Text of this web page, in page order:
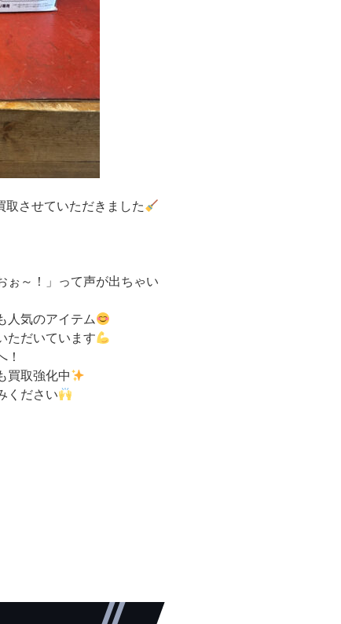
させていただきました
ぉ～！」って声が出ちゃい
人気のアイテム
ただいています
！
買取強化中
ください